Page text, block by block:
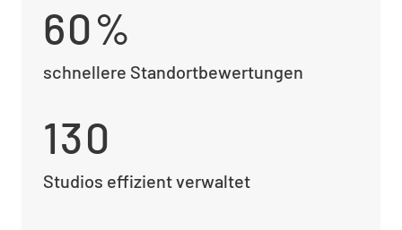
60%
schnellere Standortbewertungen
130
Studios effizient verwaltet